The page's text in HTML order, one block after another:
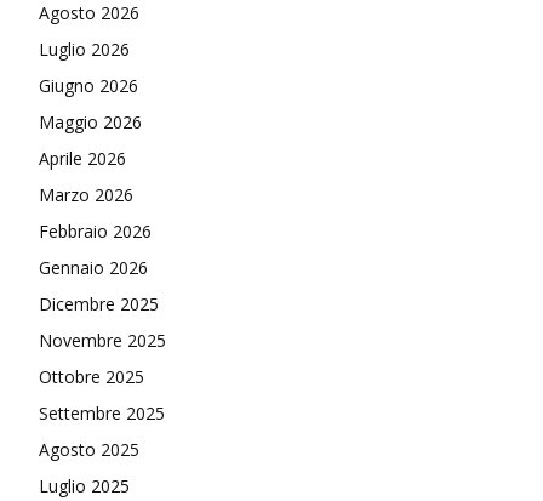
Agosto 2026
Luglio 2026
Giugno 2026
Maggio 2026
Aprile 2026
Marzo 2026
Febbraio 2026
Gennaio 2026
Dicembre 2025
Novembre 2025
Ottobre 2025
Settembre 2025
Agosto 2025
Luglio 2025